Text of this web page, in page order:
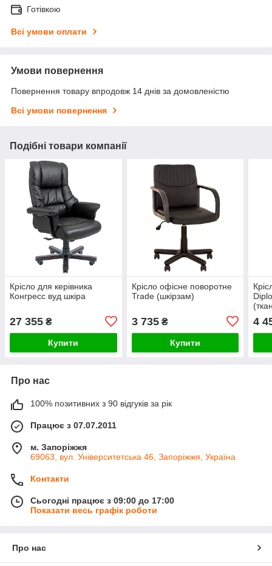
Готівкою
Всі умови оплати
Умови повернення
Повернення товару впродовж 14 днів за домовленістю
Всі умови повернення
Подібні товари компанії
Крісло для керівника
Конгресс вуд шкіра
27 355 ₴
Купити
Крісло офісне поворотне
Trade (шкірзам)
3 735₴
Купити
4
Про нас
100% позитивних з 90 відгуків за рік
Працює з 07.07.2011
м. Запоріжжя
69063, вул. Університетська 46, Запоріжжя, Україна
Контакти
Сьогодні працює з 09:00 до 17:00
Показати весь графік роботи
Про нас